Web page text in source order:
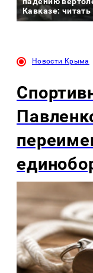
Кавказе: читать
Новости Крыма